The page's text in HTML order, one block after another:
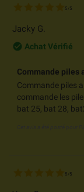
5 5
Jacky G.
Achat Vérifié
Commande piles
Commande piles
commande les
bat 25, bat 28,
5 5